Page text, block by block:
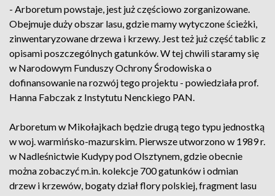
- Arboretum powstaje, jest już częściowo zorganizowane.
Obejmuje duży obszar lasu, gdzie mamy wytyczone ścieżki,
zinwentaryzowane drzewa i krzewy. Jest też już część tablic z
opisami poszczególnych gatunków. W tej chwili staramy się
w Narodowym Funduszy Ochrony Środowiska o
dofinansowanie na rozwój tego projektu - powiedziała prof.
Hanna Fabczak z Instytutu Nenckiego PAN.
Arboretum w Mikołajkach będzie drugą tego typu jednostką
w woj. warmińsko-mazurskim. Pierwsze utworzono w 1989 r.
w Nadleśnictwie Kudypy pod Olsztynem, gdzie obecnie
można zobaczyć m.in. kolekcje 700 gatunków i odmian
drzew i krzewów, bogaty dział flory polskiej, fragment lasu